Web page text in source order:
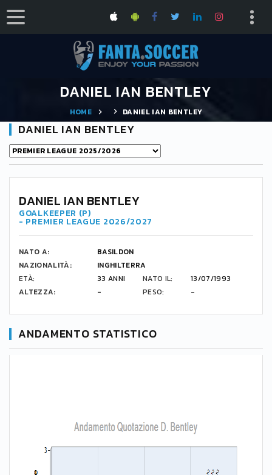
DANIEL IAN BENTLEY
HOME DANIEL IAN BENTLEY
DANIEL IAN BENTLEY
DANIEL IAN BENTLEY
GOALKEEPER (P)
- PREMIER LEAGUE 2026/2027
NATO A:
BASILDON
NAZIONALITÀ:
INGHILTERRA
ETÀ:
33 ANNI NATO IL:
13/07/1993
ALTEZZA:
- PESO: -
ANDAMENTO STATISTICO